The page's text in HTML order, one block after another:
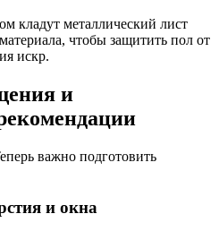
кладут металлический лист
чтобы защитить пол от
искр.
и
важно подготовить
и окна